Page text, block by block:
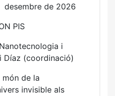
desembre de 2026
PIS
i
Díaz (coordinació)
de la
invisible als